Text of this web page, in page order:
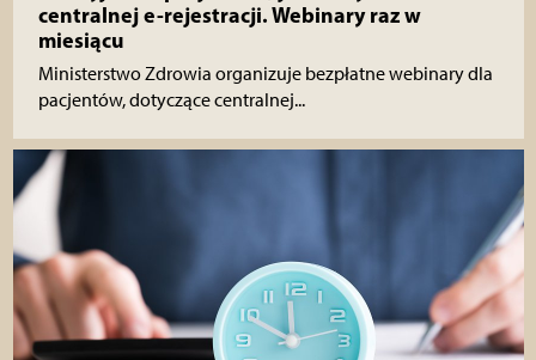
centralnej e-rejestracji. Webinary raz w
miesiącu
Ministerstwo Zdrowia organizuje bezpłatne webinary dla
pacjentów, dotyczące centralnej...